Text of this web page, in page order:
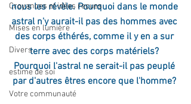
Croyances et idées reçues
Mises en lumière
Divers
estime de soi
Votre communauté
nous les révèle. Pourquoi dans le monde
astral n'y aurait-il pas des hommes avec
des corps éthérés, comme il y en a sur
terre avec des corps matériels?
Pourquoi l'astral ne serait-il pas peuplé
par d'autres êtres encore que l'homme?